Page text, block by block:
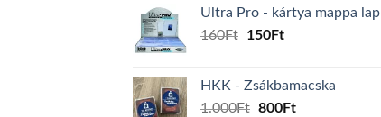
Ultra Pro - kártya mappa lap
160Ft
Original
160Ft.
150FtCurrent
150Ft.
HKK - Zsákbamacska
1.000Ft Original
800FtCurrent